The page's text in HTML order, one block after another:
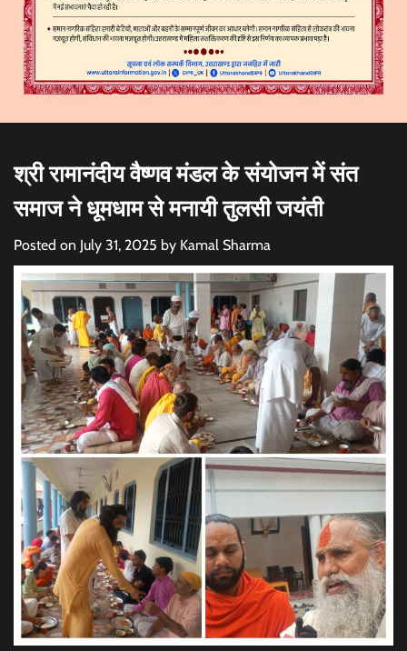
श्री रामानंदीय वैष्णव मंडल के संयोजन में संत
समाज ने धूमधाम से मनायी तुलसी जयंती
Posted on July 31, 2025 by Kamal Sharma